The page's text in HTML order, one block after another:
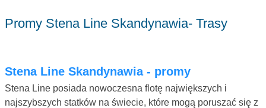
Promy Stena Line Skandynawia- Trasy
Stena Line Skandynawia - promy
Stena Line posiada nowoczesna flotę największych i
najszybszych statków na świecie, które mogą poruszać się z